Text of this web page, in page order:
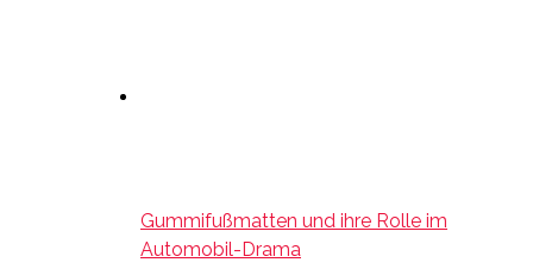
Gummifußmatten und ihre Rolle im
Automobil-Drama